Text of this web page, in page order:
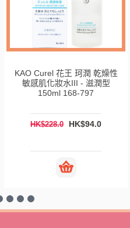
KAO Curel 花王 珂潤 乾燥性
敏感肌化妝水III - 滋潤型
150ml 168-797
HK$228.0 HK$94.0